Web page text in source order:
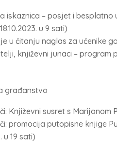
iskaznica – posjet i besplatno
u 9 sati)
u čitanju naglas za učenike
književni junaci – program
građanstvo
Književni susret s Marijanom
promocija putopisne knjige
u 19 sati)